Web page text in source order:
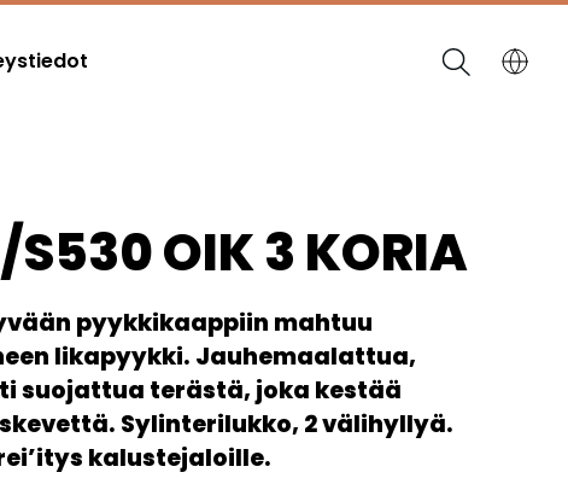
OIK 3 KORIA
pyykkikaappiin mahtuu
likapyykki. Jauhemaalattua,
suojattua terästä, joka kestää
Sylinterilukko, 2 välihyllyä.
kalustejaloille.